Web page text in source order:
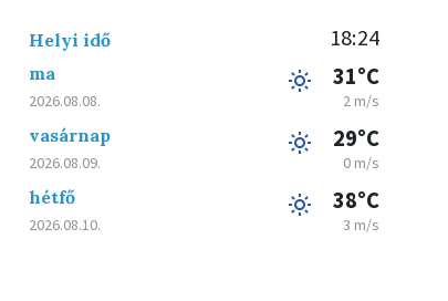
Helyi idő 18:24
ma
2026.08.08.
31°C
2 m/s
vasárnap
2026.08.09.
29°C
0 m/s
hétfő
2026.08.10.
38°C
3 m/s